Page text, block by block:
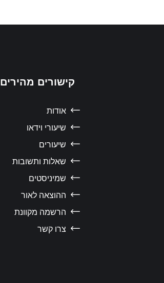
קישורים מהירים
אודות
שיעורי וידאו
שיעורים
שאלות ותשובות
שמיניסטים
ההוצאה לאור
הרשמה מקוונת
צרו קשר